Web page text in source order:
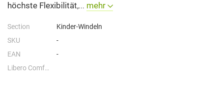
höchste Flexibilität,... mehr
Section
Kinder-Windeln
SKU
-
EAN
-
Libero Comfort